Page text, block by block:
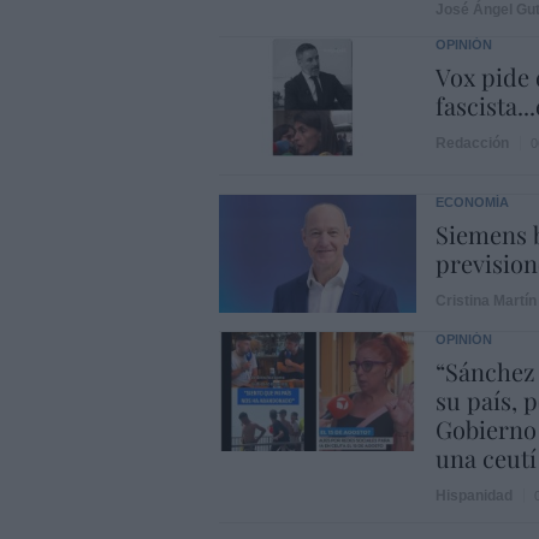
OPINIÓN
Vox pide
ECONOMÍA
Siemens
OPINIÓN
su país,
una ceutí